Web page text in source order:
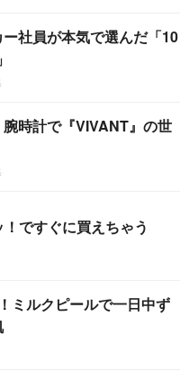
社員が本気で選んだ「10
腕時計で『VIVANT』の世
ですぐに買えちゃう
ミルクピールで一日中ず